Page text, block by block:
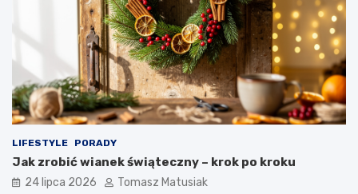
LIFESTYLE PORADY
Jak zrobić wianek świąteczny – krok po kroku
24 lipca 2026 Tomasz Matusiak